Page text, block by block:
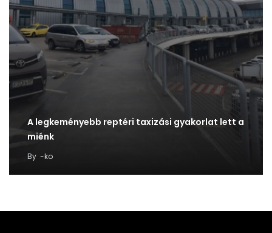
A legkeményebb reptéri taxizási gyakorlat lett a
miénk
By -ko